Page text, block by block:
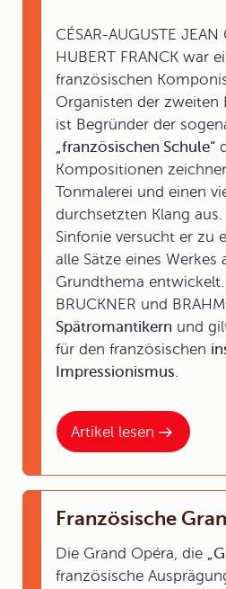
Artikel lesen
CÉSAR-AUGUSTE JEAN
HUBERT FRANCK war
französischen
Organisten der zweiten
ist Begründer der
„französischen Schule“
Kompositionen
Tonmalerei und einen
durchsetzten Klang
Sinfonie versucht er zu
alle Sätze eines Werkes
Grundthema
BRUCKNER und
Spätromantikern und
für den französischen
Impressionismus.
Französische
Die Grand Opéra, die
französische